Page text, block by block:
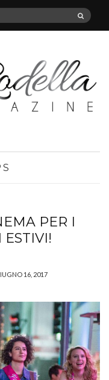
PER I
ESTIVI!
16, 2017